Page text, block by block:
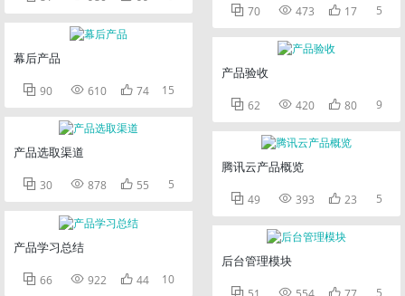
幕后产品
 90  610  74 15
产品选取渠道
 30  878  55 5
产品学习总结
 66  922  44 10
 70  473  17 5
产品验收
 62  420  80 9
腾讯云产品概览
 49  393  23 5
后台管理模块
  